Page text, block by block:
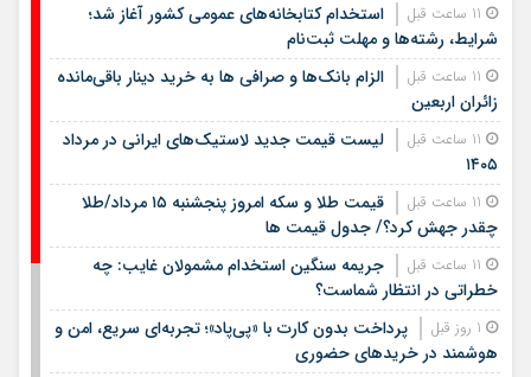
استخدام کتابخانه‌های عمومی کشور آغاز شد؛
شرایط، رشته‌ها و مهلت ثبت‌نام
الزام بانک‌ها و صرافی ها به خرید دینار باقی‌مانده
زائران اربعین
لیست قیمت جدید لاستیک‌های ایرانی در مرداد
۱۴۰۵
قیمت طلا و سکه امروز پنجشنبه ۱۵ مرداد/طلا
چقدر جهش کرد؟/ جدول قیمت ها
جریمه سنگین استخدام مشمولان غایب: چه
خطراتی در انتظار شماست؟
پرداخت بدون کارت با «پی‌پاد»؛ تجربه‌ای سریع، امن و
هوشمند در خریدهای حضوری